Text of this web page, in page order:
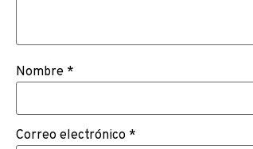
Nombre *
Correo electrónico *